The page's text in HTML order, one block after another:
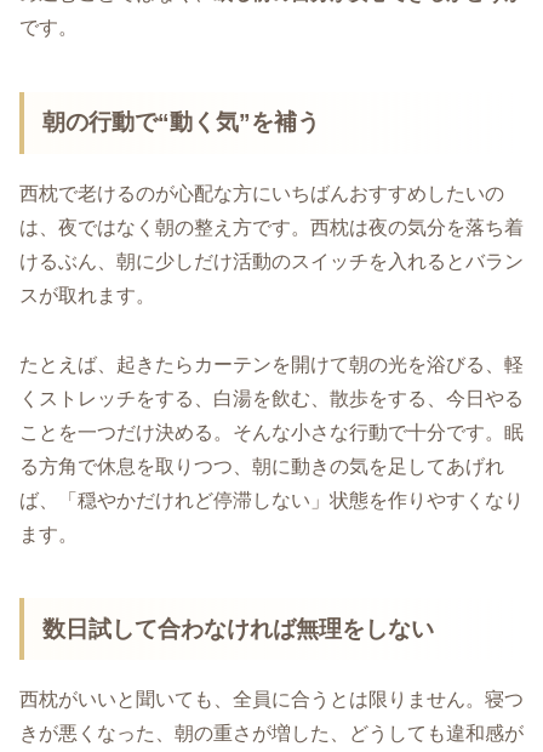
です。
朝の行動で“動く気”を補う
西枕で老けるのが心配な方にいちばんおすすめしたいの
は、夜ではなく朝の整え方です。西枕は夜の気分を落ち着
けるぶん、朝に少しだけ活動のスイッチを入れるとバラン
スが取れます。
たとえば、起きたらカーテンを開けて朝の光を浴びる、軽
くストレッチをする、白湯を飲む、散歩をする、今日やる
ことを一つだけ決める。そんな小さな行動で十分です。眠
る方角で休息を取りつつ、朝に動きの気を足してあげれ
ば、「穏やかだけれど停滞しない」状態を作りやすくなり
ます。
数日試して合わなければ無理をしない
西枕がいいと聞いても、全員に合うとは限りません。寝つ
きが悪くなった、朝の重さが増した、どうしても違和感が